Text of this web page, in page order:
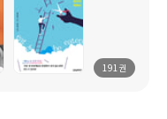
191권